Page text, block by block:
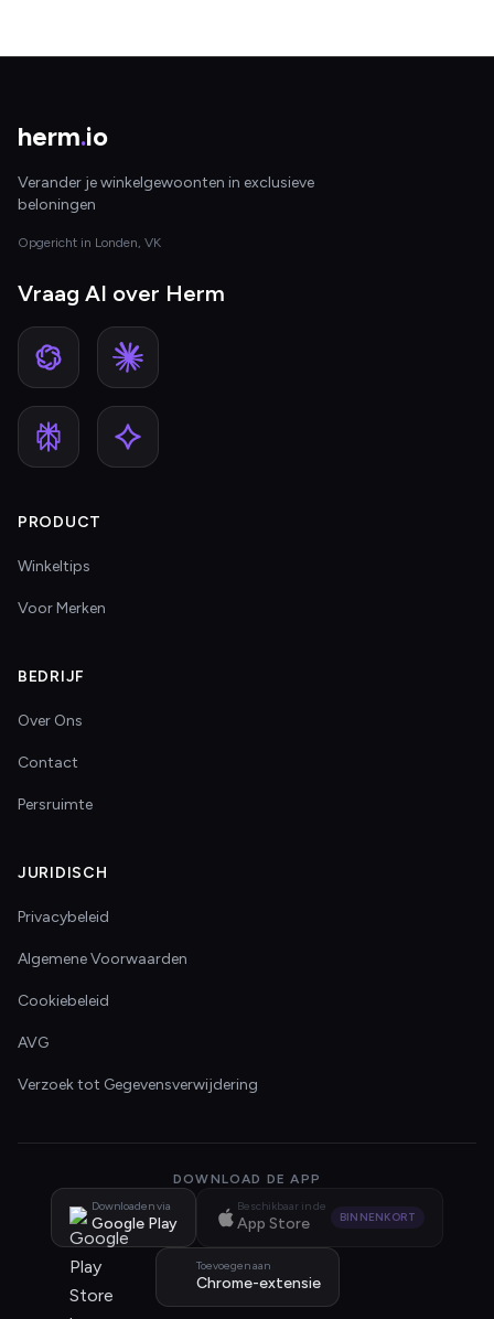
herm.io
Verander je winkelgewoonten in exclusieve
beloningen
Opgericht in Londen, VK
Vraag AI over Herm
PRODUCT
Winkeltips
Voor Merken
BEDRIJF
Over Ons
Contact
Persruimte
JURIDISCH
Privacybeleid
Algemene Voorwaarden
Cookiebeleid
AVG
Verzoek tot Gegevensverwijdering
DOWNLOAD DE APP
Downloaden via
Google Play
Beschikbaar in de
App Store BINNENKORT
Toevoegen aan
Chrome-extensie